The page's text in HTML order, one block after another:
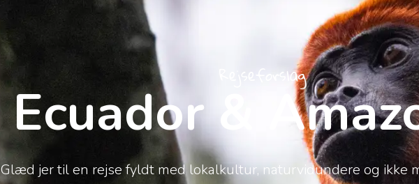
Rejseforslag
Ecuador &
Glæd jer til en rejse fyldt med lokalkultur, naturvidundere og ikke